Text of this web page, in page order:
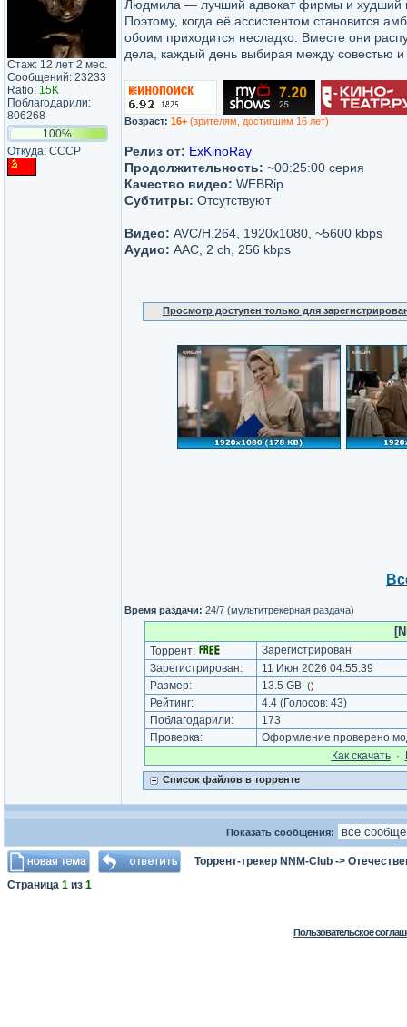
Стаж: 12 лет 2 мес.
Сообщений: 23233
Ratio: 15K
Поблагодарили:
806268
100%
Откуда: CCCP
Людмила — лучший адвокат фирмы и худший
Поэтому, когда её ассистентом становится
обоим приходится несладко. Вместе они
дела, каждый день выбирая между совестью
Возраст: 16+ (зрителям, достигшим 16 лет)
Релиз от: ExKinoRay
Продолжительность: ~00:25:00 серия
Качество видео: WEBRip
Субтитры: Отсутствуют
Видео: AVC/H.264, 1920x1080, ~5600 kbps
Аудио: AAC, 2 ch, 256 kbps
Просмотр доступен только для
Время раздачи: 24/7 (мультитрекерная раздача)
Торрент:
Зарегистрирован
Зарегистрирован:
11 Июн 2026 04:55:39
Размер:
13.5 GB ()
Рейтинг: 4.4(Голосов: 43)
Поблагодарили:
173
Проверка:
Оформление проверено
Как cкачать·
Список файлов в торренте
Показать сообщения:
Торрент-трекер NNM-Club ->
Страница 1 из 1
Пользовательское